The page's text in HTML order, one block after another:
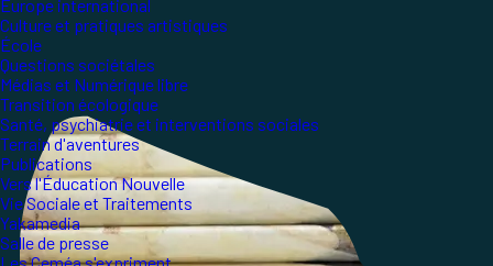
Europe international
Culture et pratiques artistiques
École
Questions sociétales
Médias et Numérique libre
Transition écologique
Santé, psychiatrie et interventions sociales
Terrain d'aventures
Publications
Vers l'Éducation Nouvelle
Vie Sociale et Traitements
Yakamedia
Salle de presse